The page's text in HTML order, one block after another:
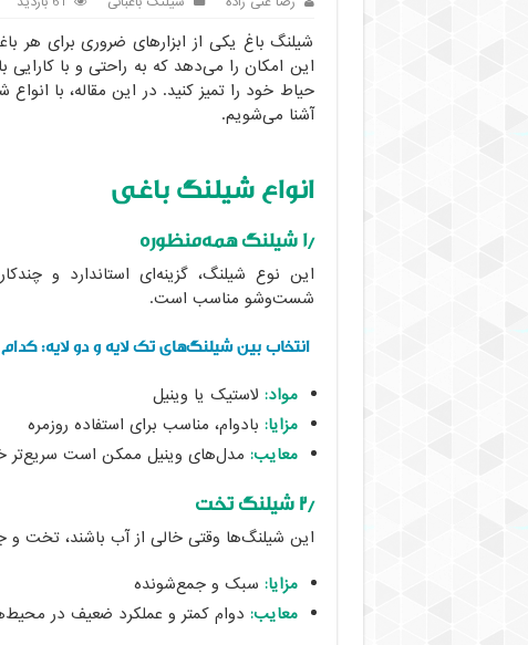
شیلنگ باغ یکی از ابزارهای ضروری برای
این امکان را می‌دهد که به راحتی و با کارایی
حیاط خود را تمیز کنید. در این مقاله، با
آشنا می‌شویم.
انواع شیلنگ باغی
۱٫ شیلنگ همه‌منظوره
این نوع شیلنگ، گزینه‌ای استاندارد و
شست‌وشو مناسب است.
انتخاب بین شیلنگ‌های تک لایه و دو لایه:
مواد: لاستیک یا وینیل
مزایا: بادوام، مناسب برای استفاده روزمره
معایب: مدل‌های وینیل ممکن است سریع‌تر
۲٫ شیلنگ تخت
این شیلنگ‌ها وقتی خالی از آب باشند، تخت
مزایا: سبک و جمع‌شونده
معایب: دوام کمتر و عملکرد ضعیف در